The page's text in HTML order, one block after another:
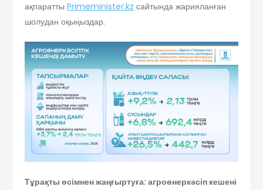
ақпараттыPrimeminister.kz сайтында жарияланған
шолудан оқыңыздар.
Тұрақты өсімнен жаңғыртуға: агроөнеркәсіп кешені